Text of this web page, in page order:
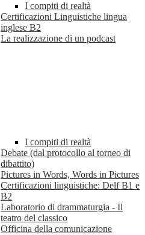
I compiti di realtà
Certificazioni Linguistiche lingua
inglese B2
La realizzazione di un podcast
I compiti di realtà
Debate (dal protocollo al torneo di
dibattito)
Pictures in Words, Words in Pictures
Certificazioni linguistiche: Delf B1 e
B2
Laboratorio di drammaturgia - Il
teatro del classico
Officina della comunicazione